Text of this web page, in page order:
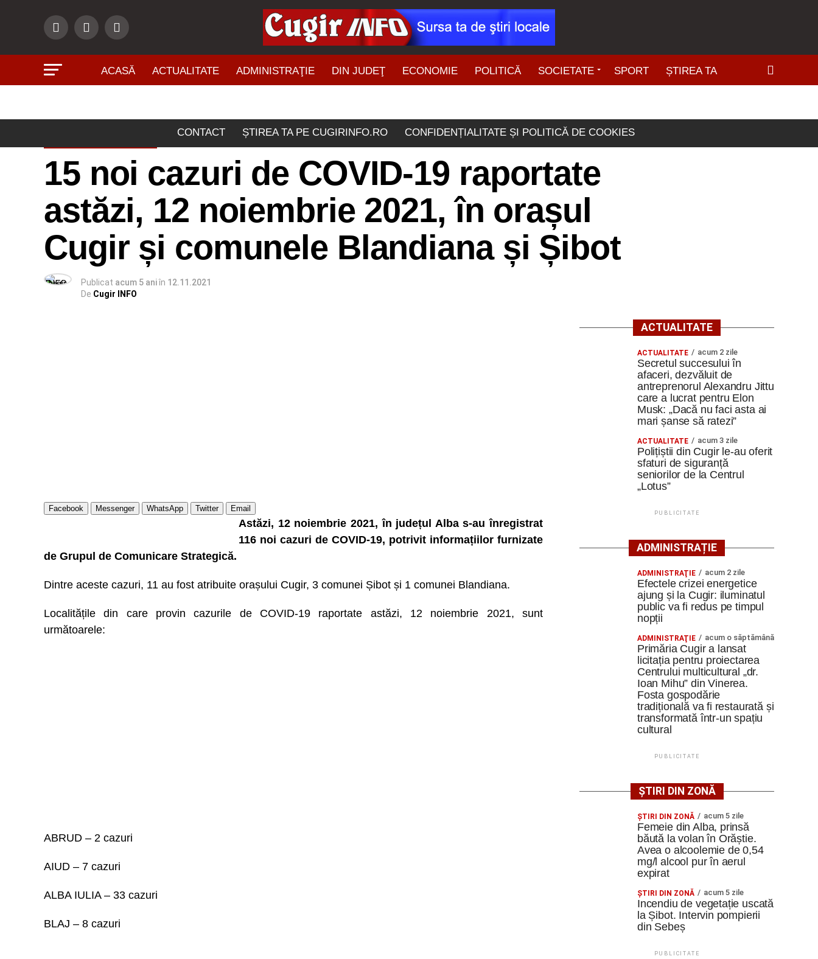
ACASĂ ACTUALITATE ADMINISTRAŢIE DIN JUDEŢ ECONOMIE POLITICĂ SOCIETATE SPORT ȘTIREA TA
CONTACT ȘTIREA TA PE CUGIRINFO.RO CONFIDENȚIALITATE ȘI POLITICĂ DE COOKIES
15 noi cazuri de COVID-19 raportate
astăzi, 12 noiembrie 2021, în orașul
Cugir și comunele Blandiana și Șibot
Publicat acum 5 aniîn 12.11.2021
De Cugir INFO
Facebook Messenger WhatsApp Twitter Email
Astăzi, 12 noiembrie 2021, în județul Alba s-au înregistrat
116 noi cazuri de COVID-19, potrivit informațiilor furnizate
de Grupul de Comunicare Strategică.
Dintre aceste cazuri, 11 au fost atribuite orașului Cugir, 3 comunei Șibot și 1 comunei Blandiana.
Localitățile din care provin cazurile de COVID-19 raportate astăzi, 12 noiembrie 2021, sunt
următoarele:
ABRUD – 2 cazuri
AIUD – 7 cazuri
ALBA IULIA – 33 cazuri
BLAJ – 8 cazuri
ACTUALITATE
ACTUALITATE acum 2 zile
Secretul succesului în
afaceri, dezvăluit de
antreprenorul Alexandru Jittu
care a lucrat pentru Elon
Musk: „Dacă nu faci asta ai
mari șanse să ratezi”
ACTUALITATE acum 3 zile
Polițiștii din Cugir le-au oferit
sfaturi de siguranță
seniorilor de la Centrul
„Lotus”
PUBLICITATE
ADMINISTRAȚIE
ADMINISTRAŢIE acum 2 zile
Efectele crizei energetice
ajung și la Cugir: iluminatul
public va fi redus pe timpul
nopții
ADMINISTRAŢIE acum o săptămână
Primăria Cugir a lansat
licitația pentru proiectarea
Centrului multicultural „dr.
Ioan Mihu” din Vinerea.
Fosta gospodărie
tradițională va fi restaurată și
transformată într-un spațiu
cultural
PUBLICITATE
ȘTIRI DIN ZONĂ
ŞTIRI DIN ZONĂ acum 5 zile
Femeie din Alba, prinsă
băută la volan în Orăștie.
Avea o alcoolemie de 0,54
mg/l alcool pur în aerul
expirat
ŞTIRI DIN ZONĂ acum 5 zile
Incendiu de vegetație uscată
la Șibot. Intervin pompierii
din Sebeș
PUBLICITATE